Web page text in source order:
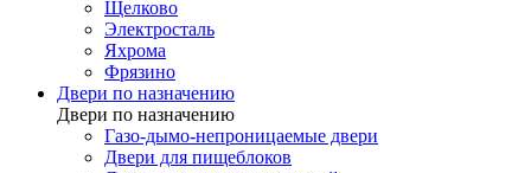
Щелково
Электросталь
Яхрома
Фрязино
Двери по назначению
Двери по назначению
Газо-дымо-непроницаемые двери
Двери для пищеблоков